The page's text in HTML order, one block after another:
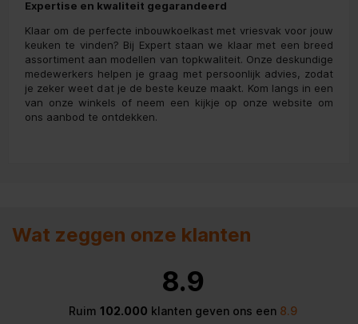
Expertise en kwaliteit gegarandeerd
Klaar om de perfecte inbouwkoelkast met vriesvak voor jouw
keuken te vinden? Bij Expert staan we klaar met een breed
assortiment aan modellen van topkwaliteit. Onze deskundige
medewerkers helpen je graag met persoonlijk advies, zodat
je zeker weet dat je de beste keuze maakt. Kom langs in een
van onze winkels of neem een kijkje op onze website om
ons aanbod te ontdekken.
Wat zeggen onze klanten
8.9
Ruim 102.000 klanten geven ons een8.9